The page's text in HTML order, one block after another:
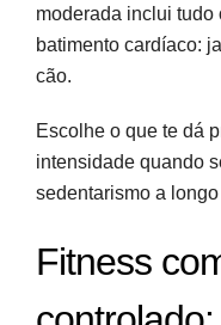
moderada inclui
batimento cardíaco:
cão.
Escolhe o que te dá
intensidade quando
sedentarismo a
Fitness